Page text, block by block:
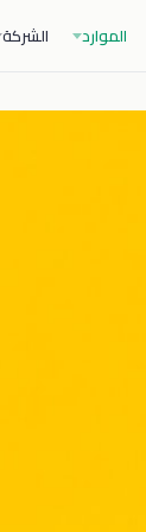
الموارد الشركة